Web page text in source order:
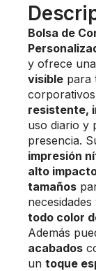
Bolsa de
y ofrece una
visible para
resistente,
uso diario y
presencia.
impresión
alto
tamaños
necesidades
todo color
Además
acabados
un toque